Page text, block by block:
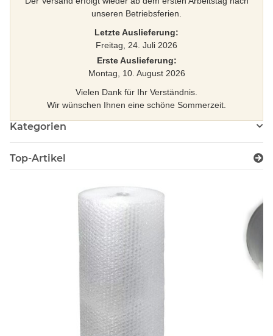
unseren Betriebsferien.
Letzte Auslieferung:
Freitag, 24. Juli 2026
Erste Auslieferung:
Montag, 10. August 2026
Vielen Dank für Ihr Verständnis.
Wir wünschen Ihnen eine schöne Sommerzeit.
Kategorien
Top-Artikel